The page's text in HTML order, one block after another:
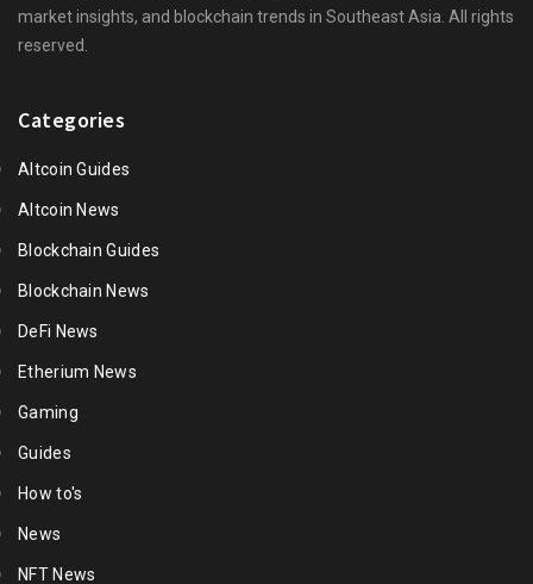
market insights, and blockchain trends in Southeast Asia. All rights
reserved.
Categories
Altcoin Guides
Altcoin News
Blockchain Guides
Blockchain News
DeFi News
Etherium News
Gaming
Guides
How to's
News
NFT News